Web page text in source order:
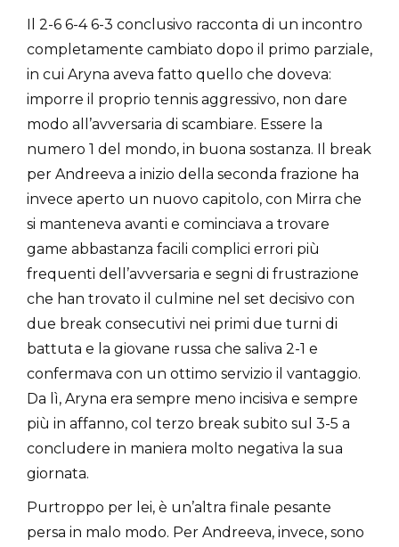
Il 2-6 6-4 6-3 conclusivo racconta di un incontro
completamente cambiato dopo il primo parziale,
in cui Aryna aveva fatto quello che doveva:
imporre il proprio tennis aggressivo, non dare
modo all’avversaria di scambiare. Essere la
numero 1 del mondo, in buona sostanza. Il break
per Andreeva a inizio della seconda frazione ha
invece aperto un nuovo capitolo, con Mirra che
si manteneva avanti e cominciava a trovare
game abbastanza facili complici errori più
frequenti dell’avversaria e segni di frustrazione
che han trovato il culmine nel set decisivo con
due break consecutivi nei primi due turni di
battuta e la giovane russa che saliva 2-1 e
confermava con un ottimo servizio il vantaggio.
Da lì, Aryna era sempre meno incisiva e sempre
più in affanno, col terzo break subito sul 3-5 a
concludere in maniera molto negativa la sua
giornata.
Purtroppo per lei, è un’altra finale pesante
persa in malo modo. Per Andreeva, invece, sono